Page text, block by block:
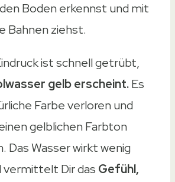
Boden erkennst und mit
Bahnen ziehst.
ist schnell getrübt,
gelb erscheint.Es
Farbe verloren und
gelblichen Farbton
Das Wasser wirkt wenig
vermittelt Dir das Gefühl,